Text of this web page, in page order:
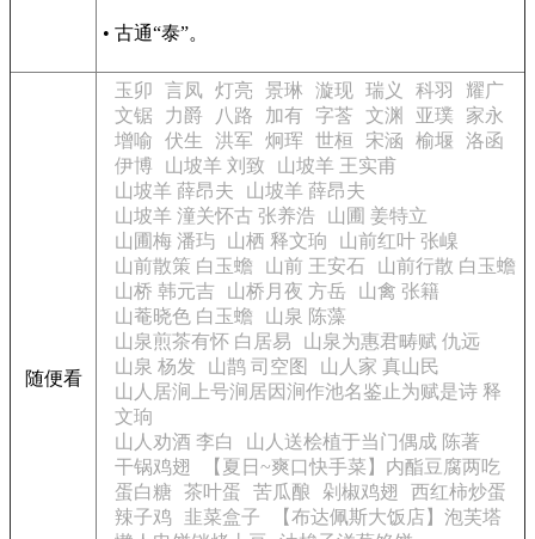
• 古通“泰”。
随便看
玉卯 言凤 灯亮 景琳 漩现 瑞义 科羽
耀广
文锯
力爵 八路 加有 字莟 文渊 亚璞
家永
增喻
伏生 洪军 炯珲 世桓 宋涵 榆堰
洛函
伊博
山坡羊 刘致
山坡羊 王实甫
山坡羊 薛昂夫
山坡羊 薛昂夫
山坡羊 潼关怀古 张养浩
山圃 姜特立
山圃梅 潘玙
山栖 释文珦
山前红叶 张嵲
山前散策 白玉蟾
山前 王安石
山前行散 白玉蟾
山桥 韩元吉
山桥月夜 方岳
山禽 张籍
山菴晓色 白玉蟾
山泉 陈藻
山泉煎茶有怀 白居易
山泉为惠君畴赋 仇远
山泉 杨发
山鹊 司空图
山人家 真山民
山人居涧上号涧居因涧作池名鉴止为赋是诗 释
文珦
山人劝酒 李白
山人送桧植于当门偶成 陈著
干锅鸡翅
【夏日~爽口快手菜】内酯豆腐两吃
蛋白糖 茶叶蛋 苦瓜酿 剁椒鸡翅
西红柿炒蛋
辣子鸡
韭菜盒子
【布达佩斯大饭店】泡芙塔